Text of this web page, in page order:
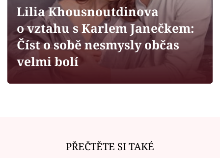
Sledujte prima+
Filmový festival Karlovy Vary
Lilia Khousnoutdinova
o vztahu s Karlem Janečkem:
Číst o sobě nesmysly občas
velmi bolí
PŘEČTĚTE SI TAKÉ